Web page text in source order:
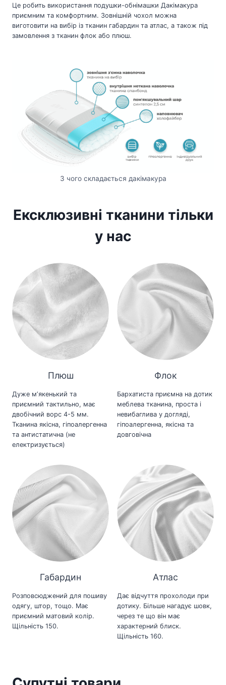
Це робить використання подушки-обнімашки Дакімакура
приємним та комфортним. Зовнішній чохол можна
виготовити на вибір із тканин габардин та атлас, а також під
замовлення з тканин флок або плюш.
З чого складається дакімакура
Ексклюзивні тканини тільки
у нас
Плюш
Дуже мʼякенький та
приємний тактильно, має
двобічний ворс 4-5 мм.
Тканина якісна, гіпоалергенна
та антистатична (не
електризується)
Флок
Бархатиста приємна на дотик
меблева тканина, проста і
невибаглива у догляді,
гіпоалергенна, якісна та
довговічна
Габардин
Розповсюджений для пошиву
одягу, штор, тощо. Має
приємний матовий колір.
Щільність 150.
Атлас
Дає відчуття прохолоди при
дотику. Більше нагадує шовк,
через те що він має
характерний блиск.
Щільність 160.